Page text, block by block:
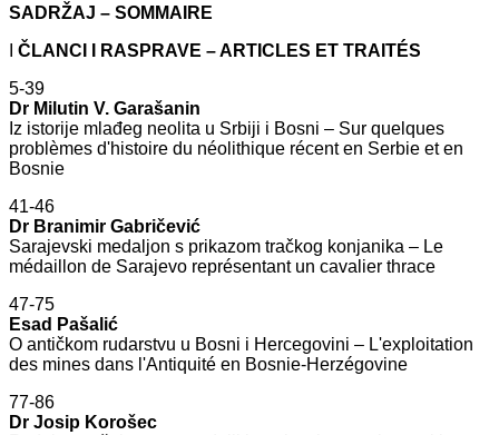
SADRŽAJ – SOMMAIRE
ČLANCI I RASPRAVE – ARTICLES ET TRAITÉS
5-39
Dr Milutin V. Garašanin
Iz istorije mlađeg neolita u Srbiji i Bosni – Sur quelques
problèmes d'histoire du néolithique récent en Serbie et en
Bosnie
41-46
Dr Branimir Gabričević
Sarajevski medaljon s prikazom tračkog konjanika – Le
médaillon de Sarajevo représentant un cavalier thrace
47-75
Esad Pašalić
O antičkom rudarstvu u Bosni i Hercegovini – L'exploitation
des mines dans l'Antiquité en Bosnie-Herzégovine
77-86
Dr Josip Korošec